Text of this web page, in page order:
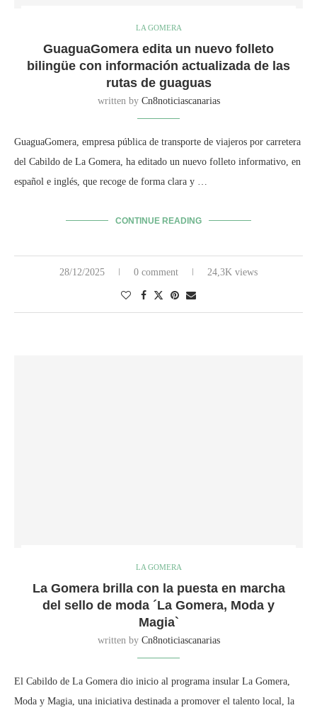
LA GOMERA
GuaguaGomera edita un nuevo folleto
bilingüe con información actualizada de las
rutas de guaguas
written by Cn8noticiascanarias
GuaguaGomera, empresa pública de transporte de viajeros por carretera
del Cabildo de La Gomera, ha editado un nuevo folleto informativo, en
español e inglés, que recoge de forma clara y …
CONTINUE READING
28/12/2025 0 comment 24,3K views
LA GOMERA
La Gomera brilla con la puesta en marcha
del sello de moda ´La Gomera, Moda y
Magia`
written by Cn8noticiascanarias
El Cabildo de La Gomera dio inicio al programa insular La Gomera,
Moda y Magia, una iniciativa destinada a promover el talento local, la